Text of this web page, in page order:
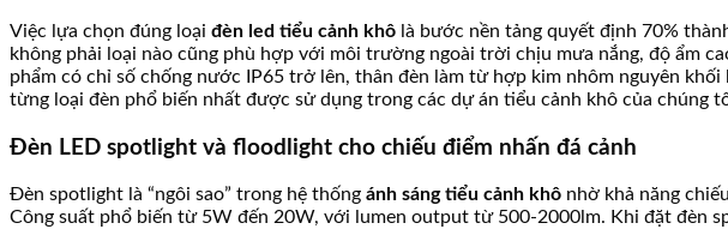
Việc lựa chọn đúng loại đèn led tiểu cảnh khô là bước nền tảng quyết định 70%
không phải loại nào cũng phù hợp với môi trường ngoài trời chịu mưa nắng, độ ẩm
phẩm có chỉ số chống nước IP65 trở lên, thân đèn làm từ hợp kim nhôm nguyên
từng loại đèn phổ biến nhất được sử dụng trong các dự án tiểu cảnh khô của chúng
Đèn LED spotlight và floodlight cho chiếu điểm nhấn đá cảnh
Đèn spotlight là “ngôi sao” trong hệ thống ánh sáng tiểu cảnh khô nhờ khả năng
Công suất phổ biến từ 5W đến 20W, với lumen output từ 500-2000lm. Khi đặt đèn